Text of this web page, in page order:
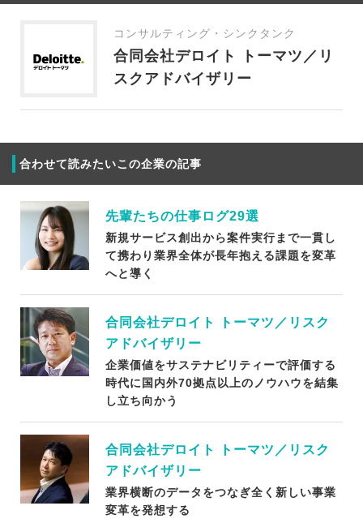
コンサルティング・シンクタンク
合同会社デロイト トーマツ／リ
スクアドバイザリー
合わせて読みたいこの企業の記事
先輩たちの仕事ログ29選
新規サービス創出から案件実行まで一貫し
て携わり業界全体が長年抱える課題を変革
へと導く
合同会社デロイト トーマツ／リスク
アドバイザリー
企業価値をサステナビリティーで評価する
時代に国内外70拠点以上のノウハウを結集
し立ち向かう
合同会社デロイト トーマツ／リスク
アドバイザリー
業界横断のデータをつなぎ全く新しい事業
変革を発想する